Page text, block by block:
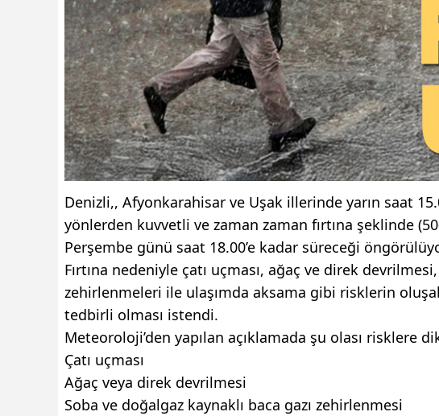
Denizli,, Afyonkarahisar ve Uşak illerinde yarın saat
yönlerden kuvvetli ve zaman zaman fırtına şeklinde
Perşembe günü saat 18.00’e kadar süreceği
Fırtına nedeniyle çatı uçması, ağaç ve direk
zehirlenmeleri ile ulaşımda aksama gibi risklerin
tedbirli olması istendi.
Meteoroloji’den yapılan açıklamada şu olası risklere
Çatı uçması
Ağaç veya direk devrilmesi
Soba ve doğalgaz kaynaklı baca gazı zehirlenmesi